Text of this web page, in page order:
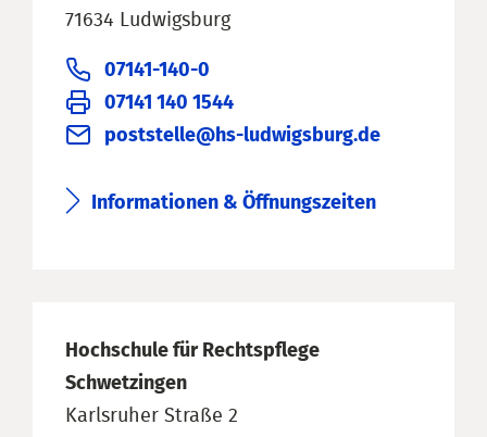
71634 Ludwigsburg
07141-140-0
07141 140 1544
poststelle@hs-ludwigsburg.de
Informationen & Öffnungszeiten
Hochschule für Rechtspflege
Schwetzingen
Karlsruher Straße 2